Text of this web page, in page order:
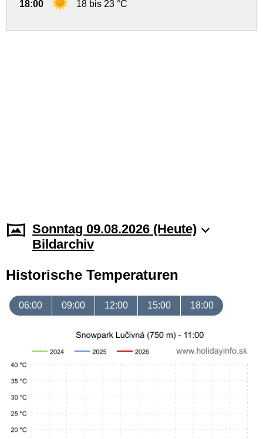
18:00 18 bis 23 °C
Sonntag 09.08.2026 (Heute)
Bildarchiv
Historische Temperaturen
06:00 09:00 12:00 15:00 18:00